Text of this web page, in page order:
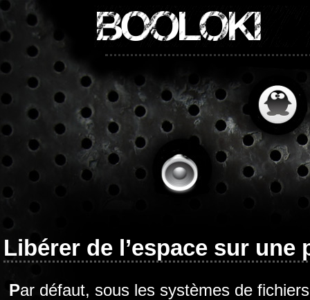
BOOLOKI
Libérer de l’espace sur
Par défaut, sous les systèmes de fichiers ext2 et ext3, 5% des blocs de la